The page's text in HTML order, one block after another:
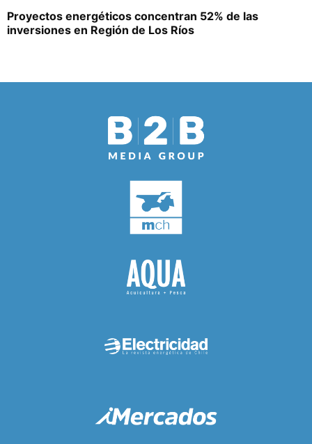
Proyectos energéticos concentran 52% de las
inversiones en Región de Los Ríos